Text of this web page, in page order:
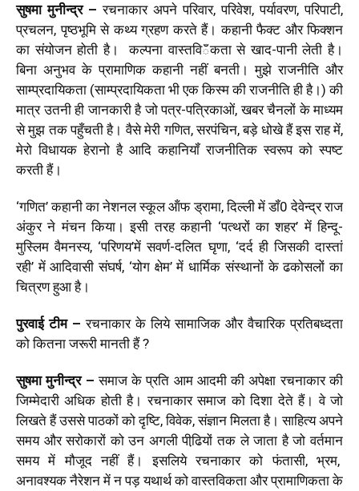
सुषमा मुनीन्‍द्र –रचनाकार अपने परिवार, परिवेश, पर्यावरण, परिपाटी,
प्रचलन, पृष्‍ठभूमि से कथ्‍य ग्रहण करते हैं। कहानी फैक्‍ट और फिक्‍शन
का संयोजन होती है। कल्‍पना वास्‍तविఀकता से खाद-पानी लेती है।
बिना अनुभव के प्रामाणिक कहानी नहीं बनती। मुझे राजनीति और
साम्‍प्रदायिकता (साम्‍प्रदायिकता भी एक किस्‍म की राजनीति ही है।) की
मात्र उतनी ही जानकारी है जो पत्र-पत्रिकाओं, खबर चैनलों के माध्‍यम
से मुझ तक पहुँचती है। वैसे मेरी गणित, सरपंचिन, बड़े धोखे हैं इस राह में,
मेरो विधायक हेरानो है आदि कहानियॉं राजनीतिक स्‍वरूप को स्‍पष्‍ट
करती हैं।
‘गणित’ कहानी का नेशनल स्‍कूल ऑंफ ड्रामा, दिल्‍ली में डॉं0 देवेन्‍द्र राज
अंकुर ने मंचन किया। इसी तरह कहानी ‘पत्‍थरों का शहर’ में हिन्‍दू-
मुस्लिम वैमनस्‍य, ‘परिणय’में सवर्ण-दलित घृणा, ‘दर्द ही जिसकी दास्‍तां
रही’ में आदिवासी संघर्ष, ‘योग क्षेम’ में धार्मिक संस्‍थानों के ढकोसलों का
चित्रण हुआ है।
पुरवाई टीम –रचनाकार के लिये सामाजिक और वैचारिक प्रतिबध्दता
को कितना जरूरी मानती हैं ?
सुषमा मुनीन्‍द्र – समाज के प्रति आम आदमी की अपेक्षा रचनाकार की
जिम्‍मेदारी अधिक होती है। रचनाकार समाज को दिशा देते हैं। वे जो
लिखते हैं उससे पाठकों को दृष्टि, विवेक, संज्ञान मिलता है। साहित्‍य अपने
समय और सरोकारों को उन अगली पीढि़यों तक ले जाता है जो वर्तमान
समय में मौजूद नहीं हैं। इसलिये रचनाकार को फंतासी, भ्रम,
अनावश्‍यक नैरेशन में न पड़ यथार्थ को वास्‍तविकता और प्रामाणिकता के